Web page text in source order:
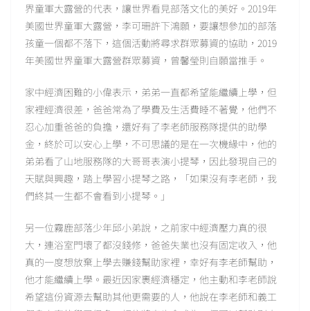
界童軍大露營的代表，讓世界看見部落文化的美好。2019年
美國世界童軍大露營，李可珊許下鴻願，要讓想參加的部落
孩童一個都不落下，這個活動將尋求群眾募資的協助，2019
年美國世界童軍大露營群眾募資，曾馨瑩則自願當推手。
家中經濟困難的小偉表示，弟弟一直都希望能繼續上學，但
家裡經濟很差，爸爸常為了學費及生活費睡不著覺，他們不
忍心加重爸爸的負擔，還好有了李老師服務隊提供的助學
金，終於可以安心上學，不可思議的是在一次機緣中，他的
弟弟看了山地服務隊的大哥哥表演小提琴，因此發現自己的
天賦與興趣，踏上學習小提琴之路，「如果沒有李老師，我
們終其一生都不會看到小提琴。」
另一位霧鹿部落少年邱小弟說，之前家中經濟壓力真的很
大，連浴室門壞了都沒錢修，爸爸失業也沒有固定收入，他
真的一度想放棄上學去賺錢幫助家裡，幸好有李老師幫助，
他才能繼續上學。最近因家裹經濟穩定，他主動和李老師說
希望這份資源去幫助其他更需要的人，他說在李老師和義工